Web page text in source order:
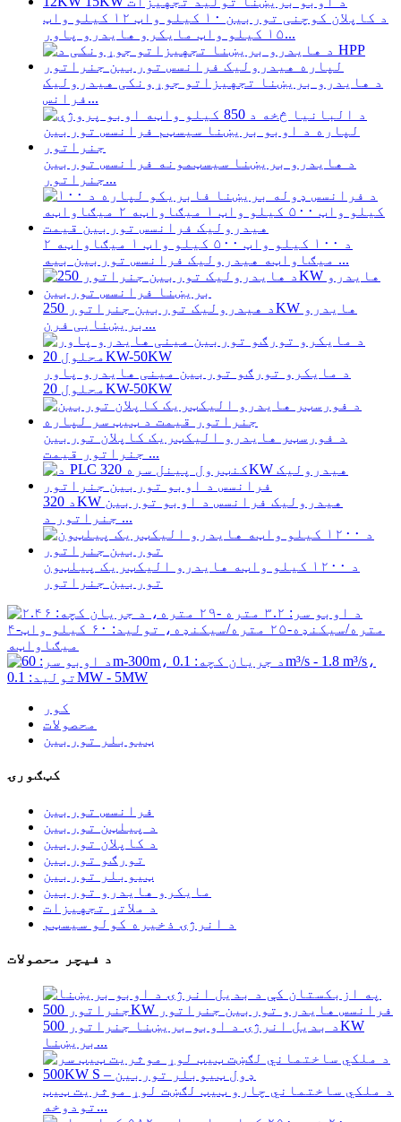
د کاپلان کوچنی توربین ۱۰ کیلو واټ ۱۲ کیلو واټ
۱۵ کیلو واټ مایکرو هایدرو پاور...
د هایدرو بریښنا تجهیزاتو جوړونکی هیدرولیک
فرانس...
د هایدرو بریښنا سیسټمونه فرانسس توربین
جنراتور...
د ۱۰۰ کیلو واټ ۵۰۰ کیلو واټ ۱ میګاواټه ۲
میګاواټه هیدرولیک فرانسس توربین بیه ...
د هیدرولیک توربین جنراتور 250KW هایدرو
بریښنایی فرن...
د مایکرو تورګو توربین مینی هایدرو پاور
محلول 20KW-50KW
د فورسټر هایدرو الیکټریک کاپلان توربین
جنراتور قیمت ...
د 320KW هیدرولیک فرانسس د اوبو توربین
جنراتور د ...
د ۱۲۰۰ کیلو واټه هایدرو الیکټریک پیلټون
توربین جنراتور
کور
محصولات
ټیوبلر توربین
کټګورۍ
فرانسس توربین
د پیلټن توربین
د کاپلان توربین
تورګو توربین
ټیوبلر توربین
مایکرو هایدرو توربین
د ملاتړ تجهیزات
د انرژۍ ذخیره کولو سیسټم
د فیچر محصولات
د بدیل انرژۍ د اوبو بریښنا جنراتور 500KW
بریښنا...
د ملکي ساختماني چارو ټیټ لګښت لوړ موثریت ټیټ
تودوخه...